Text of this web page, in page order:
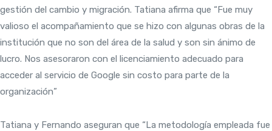
gestión del cambio y migración. Tatiana afirma que “Fue muy
valioso el acompañamiento que se hizo con algunas obras de la
institución que no son del área de la salud y son sin ánimo de
lucro. Nos asesoraron con el licenciamiento adecuado para
acceder al servicio de Google sin costo para parte de la
organización”
Tatiana y Fernando aseguran que “La metodología empleada fue